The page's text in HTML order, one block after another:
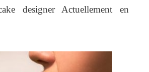
designer Actuellement en